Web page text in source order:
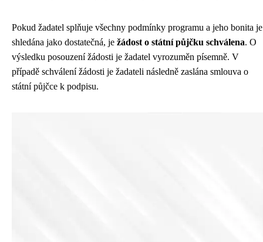
Pokud žadatel splňuje všechny podmínky programu a jeho bonita je
shledána jako dostatečná, je žádost o státní půjčku schválena. O
výsledku posouzení žádosti je žadatel vyrozuměn písemně. V
případě schválení žádosti je žadateli následně zaslána smlouva o
státní půjčce k podpisu.